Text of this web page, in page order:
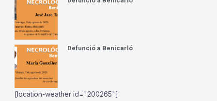
Defunció a Benicarló
[location-weather id="200265"]